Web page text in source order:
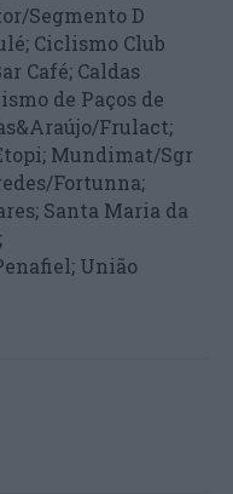
Segmento D
Ciclismo Club
Café; Caldas
de Paços de
Frulact;
Mundimat/Sgr
Fortunna;
Santa Maria da
União